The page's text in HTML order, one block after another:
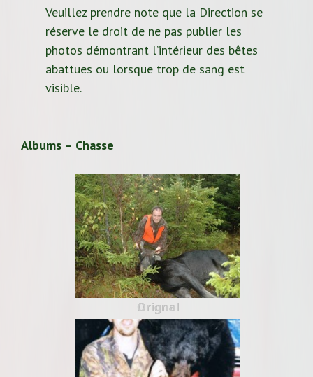
Veuillez prendre note que la Direction se
réserve le droit de ne pas publier les
photos démontrant l’intérieur des bêtes
abattues ou lorsque trop de sang est
visible.
Albums – Chasse
Orignal